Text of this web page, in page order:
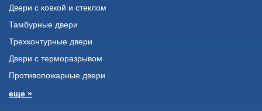
Двери с ковкой и стеклом
Тамбурные двери
Трехконтурные двери
Двери с терморазрывом
Противопожарные двери
еще »